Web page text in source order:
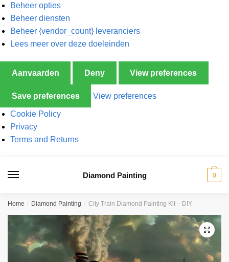
Beheer opties
Beheer diensten
Beheer {vendor_count} leveranciers
Lees meer over deze doeleinden
Aanvaarden Deny View preferences
Save preferences View preferences
Cookie Policy
Privacy
Terms and Returns
Diamond Painting 0
Home / Diamond Painting / City Train Diamond Painting Kit – DIY
🔍